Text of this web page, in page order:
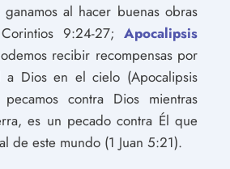
al hacer buenas obras
9:24-27; Apocalipsis
recibir recompensas por
a Dios en el cielo (Apocalipsis
contra Dios mientras
es un pecado contra Él que
de este mundo (1 Juan 5:21).